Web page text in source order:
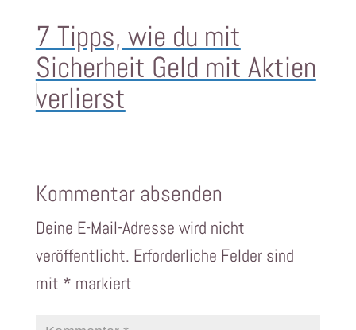
7 Tipps, wie du mit
Sicherheit Geld mit Aktien
verlierst
Kommentar absenden
Deine E-Mail-Adresse wird nicht
veröffentlicht. Erforderliche Felder sind
mit * markiert